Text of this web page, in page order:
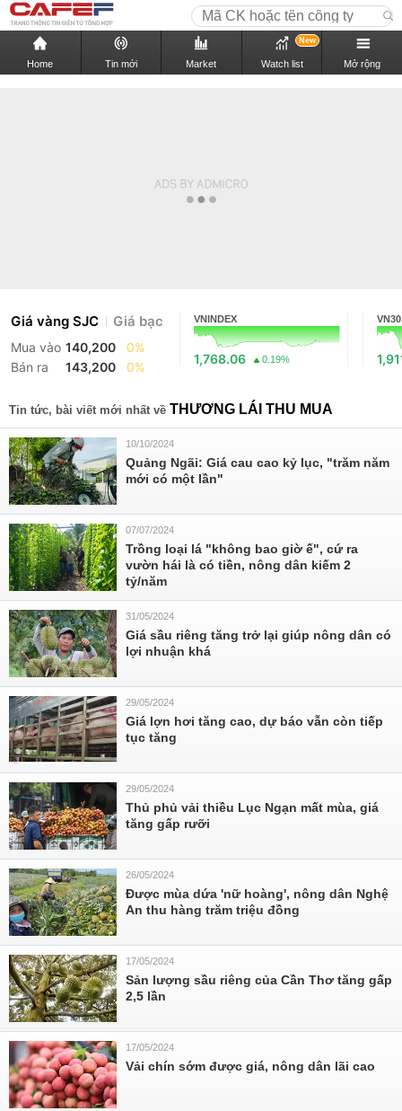
Home Tin mới Market Watch list
New
Mở rộng
Giá vàng SJC Giá bạc
Mua vào 140,200
0%
Bán ra
143,200 0%
VNINDEX
1,768.06 0.19%
VN30
Tin tức, bài viết mới nhất về THƯƠNG LÁI THU MUA
10/10/2024
Quảng Ngãi: Giá cau cao kỷ lục, "trăm năm
mới có một lần"
07/07/2024
Trồng loại lá "không bao giờ ế", cứ ra
vườn hái là có tiền, nông dân kiếm 2
tỷ/năm
31/05/2024
Giá sầu riêng tăng trở lại giúp nông dân có
lợi nhuận khá
29/05/2024
Giá lợn hơi tăng cao, dự báo vẫn còn tiếp
tục tăng
29/05/2024
Thủ phủ vải thiều Lục Ngạn mất mùa, giá
tăng gấp rưỡi
26/05/2024
Được mùa dứa 'nữ hoàng', nông dân Nghệ
An thu hàng trăm triệu đồng
17/05/2024
Sản lượng sầu riêng của Cần Thơ tăng gấp
2,5 lần
17/05/2024
Vải chín sớm được giá, nông dân lãi cao